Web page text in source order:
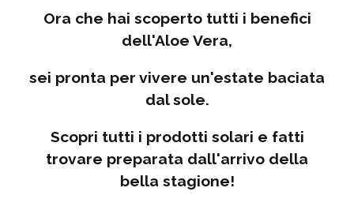
Ora che hai scoperto tutti i benefici
dell'Aloe Vera,
sei pronta per vivere un'estate baciata
dal sole.
Scopri tutti i prodotti solari e fatti
trovare preparata dall'arrivo della
bella stagione!